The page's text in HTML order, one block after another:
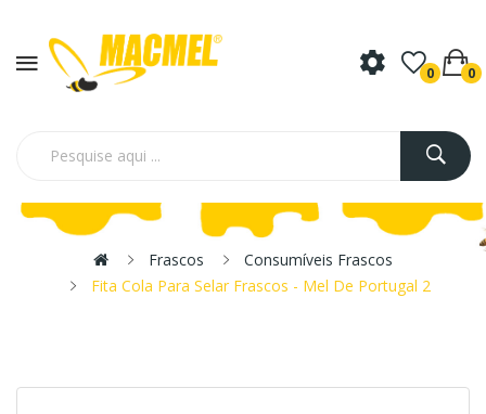
0 0
Frascos
Consumíveis Frascos
Fita Cola Para Selar Frascos - Mel De Portugal 2